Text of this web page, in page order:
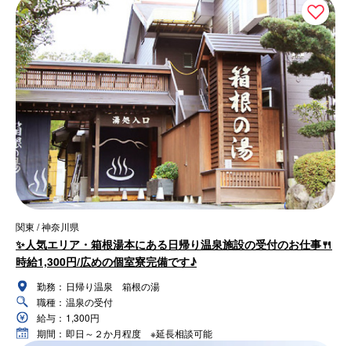
関東 / 神奈川県
✨人気エリア・箱根湯本にある日帰り温泉施設の受付のお仕事🍴
時給1,300円/広めの個室寮完備です♪
勤務： 日帰り温泉 箱根の湯
職種： 温泉の受付
給与： 1,300円
期間： 即日～２か月程度 ※延長相談可能